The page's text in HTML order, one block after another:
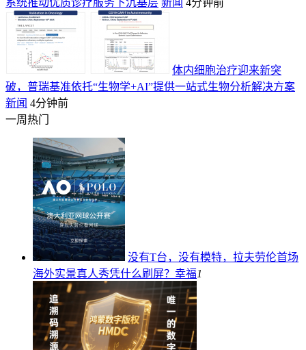
体内细胞治疗迎来新突
破，普瑞基准依托“生物学+AI”提供一站式生物分析解决方案
新闻 4分钟前
一周热门
没有T台，没有模特，拉夫劳伦首场
海外实景真人秀凭什么刷屏？ 幸福1